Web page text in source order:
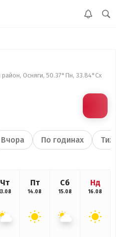
Осняги, 50.37°Пн, 33.84°Сх
Вчора По годинах
Чт Пт
14.08
Сб
15.08
Нд
16.08